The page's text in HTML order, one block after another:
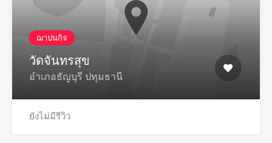
ฌาปนกิจ
วัดจันทรสุข
อําเภอธัญบุรี ปทุมธานี
ยังไม่มีรีวิว